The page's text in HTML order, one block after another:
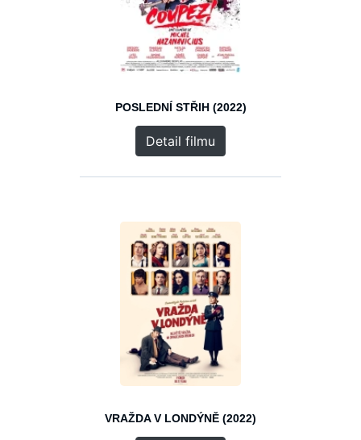
POSLEDNÍ STŘIH (2022)
Detail filmu
VRAŽDA V LONDÝNĚ (2022)